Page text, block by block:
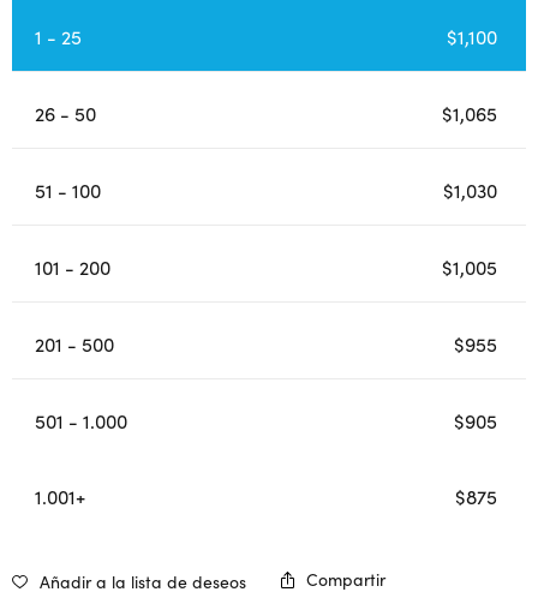
1 - 25 $1,100
26 - 50 $1,065
51 - 100 $1,030
101 - 200 $1,005
201 - 500 $955
501 - 1.000 $905
1.001+ $875
Añadir a la lista de deseos Compartir